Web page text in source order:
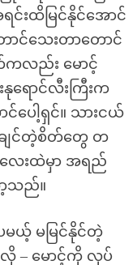
းထိမြင်နိုင်အောင်
ာင်သေးတာတောင်
လည်း မောင့်
ောင်လီးကြီးက
ပေါ့ရှင်။ သားငယ်
ချင်တဲ့စိတ်တွေ တ
လေးထဲမှာ အရည်
သည်။
မယ့် မမြင်နိုင်တဲ့
– မောင့်ကို လုပ်